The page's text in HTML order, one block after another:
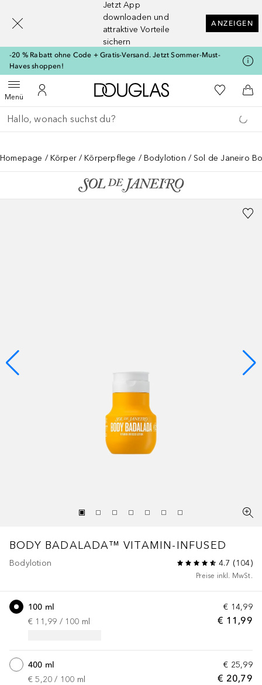
Jetzt App
downloaden und
attraktive Vorteile
sichern
ANZEIGEN
-20 % Rabatt ohne Code + Gratis-Versand. Jetzt Sommer-Must-
Haves shoppen!
MenüMenü öffnenZu Meinem Kundenkonto
Zur Douglas Startseite
Zu Meiner
Gehe zurück
Suche ausführen
Homepage Körper Körperpflege Bodylotion Sol de Janeiro
BODY BADALADA™ VITAMIN-INFUSED
Bodylotion 4.7 (104)
Preise inkl. MwSt.
€ 14,99
€ 11,99
100 ml
€ 11,99 / 100 ml
€ 25,99
€ 20,79
400 ml
€ 5,20 / 100 ml
[navigation.slideout.screenreader]